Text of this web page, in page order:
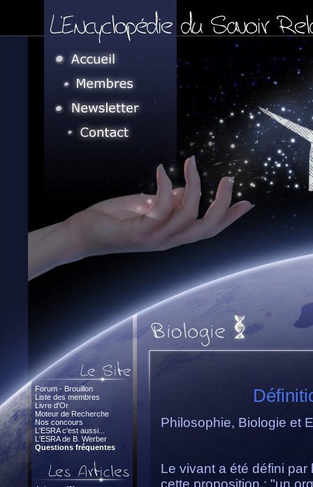
Forum - Brouillon
Liste des membres
Livre d'Or
Moteur de Recherche
Nos concours
L'ESRA c'est aussi...
L'ESRA de B. Werber
Questions fréquentes
Philosophie, Biologie et
Le vivant a été défini
cette proposition : "un